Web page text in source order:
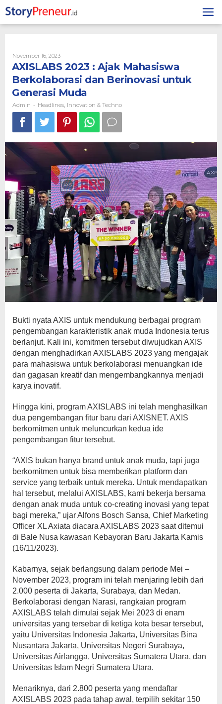
to
content
November 16, 2023By
Admin
AXISLABS 2023 : Ajak Mahasiswa
Berkolaborasi dan Berinovasi untuk
Generasi Muda
Admin - Headlines Innovation & Techno
Bukti nyata AXIS untuk mendukung berbagai program
pengembangan karakteristik anak muda Indonesia terus
berlanjut. Kali ini, komitmen tersebut diwujudkan AXIS
dengan menghadirkan AXISLABS 2023 yang mengajak
para mahasiswa untuk berkolaborasi menuangkan ide
dan gagasan kreatif dan mengembangkannya menjadi
karya inovatif.
Hingga kini, program AXISLABS ini telah menghasilkan
dua pengembangan fitur baru dari AXISNET. AXIS
berkomitmen untuk meluncurkan kedua ide
pengembangan fitur tersebut.
“AXIS bukan hanya brand untuk anak muda, tapi juga
berkomitmen untuk bisa memberikan platform dan
service yang terbaik untuk mereka. Untuk mendapatkan
hal tersebut, melalui AXISLABS, kami bekerja bersama
dengan anak muda untuk co-creating inovasi yang tepat
bagi mereka,” ujar Alfons Bosch Sansa, Chief Marketing
Officer XL Axiata diacara AXISLABS 2023 saat ditemui
di Bale Nusa kawasan Kebayoran Baru Jakarta Kamis
(16/11/2023).
Kabarnya, sejak berlangsung dalam periode Mei –
November 2023, program ini telah menjaring lebih dari
2.000 peserta di Jakarta, Surabaya, dan Medan.
Berkolaborasi dengan Narasi, rangkaian program
AXISLABS telah dimulai sejak Mei 2023 di enam
universitas yang tersebar di ketiga kota besar tersebut,
yaitu Universitas Indonesia Jakarta, Universitas Bina
Nusantara Jakarta, Universitas Negeri Surabaya,
Universitas Airlangga, Universitas Sumatera Utara, dan
Universitas Islam Negri Sumatera Utara.
Menariknya, dari 2.800 peserta yang mendaftar
AXISLABS 2023 pada tahap awal, terpilih sekitar 150